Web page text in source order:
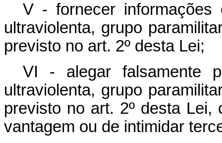
V - fornecer informações
ultraviolenta, grupo
previsto no art. 2º desta Lei;
VI - alegar falsamente
ultraviolenta, grupo
previsto no art. 2º desta
vantagem ou de intimidar